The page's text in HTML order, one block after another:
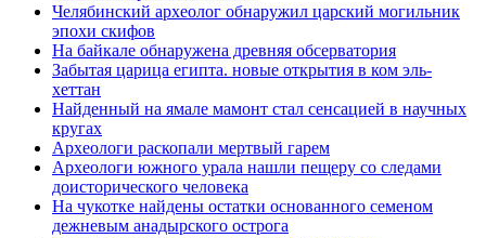
Челябинский археолог обнаружил царский могильник
эпохи скифов
На байкале обнаружена древняя обсерватория
Забытая царица египта. новые открытия в ком эль-
хеттан
Найденный на ямале мамонт стал сенсацией в научных
кругах
Археологи раскопали мертвый гарем
Археологи южного урала нашли пещеру со следами
доисторического человека
На чукотке найдены остатки основанного семеном
дежневым анадырского острога